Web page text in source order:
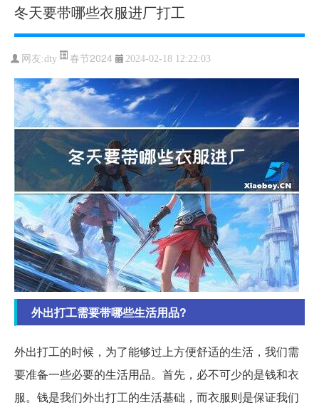
冬天要带哪些衣服进厂打工
网友:dty 春节2024 2024-02-18 12:22:03
外出打工需要带哪些生活用品?
外出打工的时候，为了能够过上方便舒适的生活，我们需
要准备一些必要的生活用品。首先，必不可少的是钱和衣
服。钱是我们外出打工的生活基础，而衣服则是保证我们